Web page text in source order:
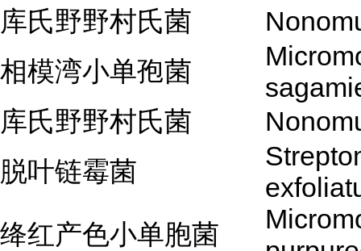
库氏野野村氏菌
相模湾小单孢菌
库氏野野村氏菌
脱叶链霉菌
绛红产色小单胞菌